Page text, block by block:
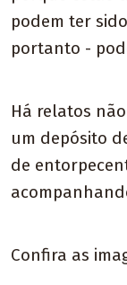
podem ter
portanto -
Há relatos
um depósito
de
Confira as